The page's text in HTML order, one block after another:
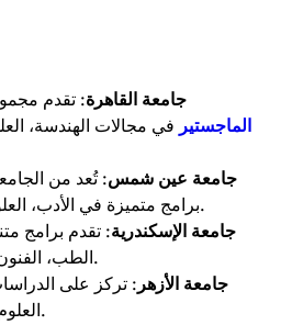
جامعة القاهرة: تقدم
الماجستير في مجالات الهندسة،
جامعة عين شمس: تُعد من
برامج متميزة في الأدب، العلوم، الهندسة، والطب.
جامعة الإسكندرية: تقدم برامج
الطب، الفنون، والعلوم الاجتماعية.
جامعة الأزهر : تركز على
العلوم الشرعية، والهندسة.